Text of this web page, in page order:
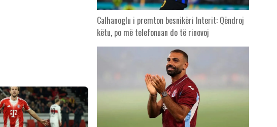
Calhanoglu i premton besnikëri Interit: Qëndroj
këtu, po më telefonuan do të rinovoj